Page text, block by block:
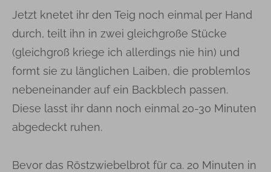
Jetzt knetet ihr den Teig noch einmal per Hand
durch, teilt ihn in zwei gleichgroße Stücke
(gleichgroß kriege ich allerdings nie hin) und
formt sie zu länglichen Laiben, die problemlos
nebeneinander auf ein Backblech passen.
Diese lasst ihr dann noch einmal 20-30 Minuten
abgedeckt ruhen.
Bevor das Röstzwiebelbrot für ca. 20 Minuten in